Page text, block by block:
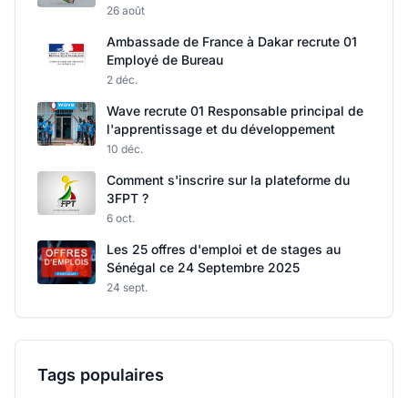
26 août
Ambassade de France à Dakar recrute 01
Employé de Bureau
2 déc.
Wave recrute 01 Responsable principal de
l'apprentissage et du développement
10 déc.
Comment s'inscrire sur la plateforme du
3FPT ?
6 oct.
Les 25 offres d'emploi et de stages au
Sénégal ce 24 Septembre 2025
24 sept.
Tags populaires